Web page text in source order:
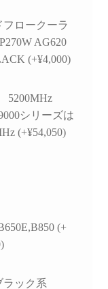
フロークーラ
AG620
(+¥4,000)
5200MHz
シリーズは
(+¥54,050)
(+
ラック系